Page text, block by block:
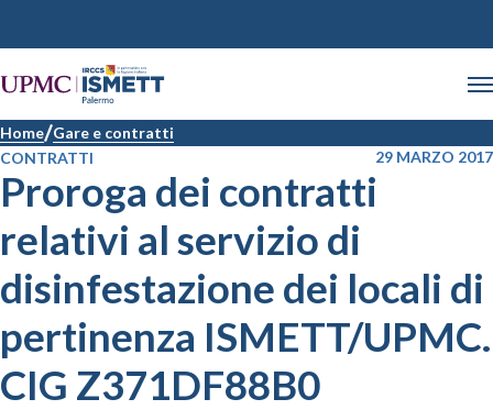
Home Gare e contratti
CONTRATTI
29 MARZO 2017
Proroga dei contratti
relativi al servizio di
disinfestazione dei locali di
pertinenza ISMETT/UPMC.
CIG Z371DF88B0